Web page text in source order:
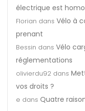
électrique est
Florian dans Vélo à
prenant
Bessin dans Vélo
réglementations
olivierdu92 dans
vos droits ?
e dans Quatre